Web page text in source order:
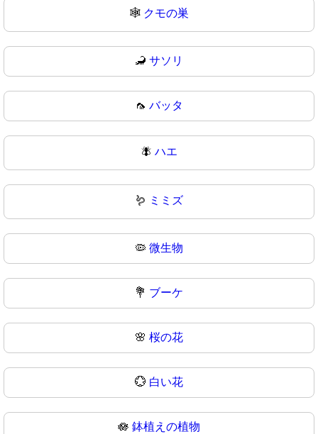
🕸 クモの巣
🦂 サソリ
🦟 バッタ
🪰 ハエ
🪱 ミミズ
🦠 微生物
💐 ブーケ
🌸 桜の花
💮 白い花
🪷 鉢植えの植物